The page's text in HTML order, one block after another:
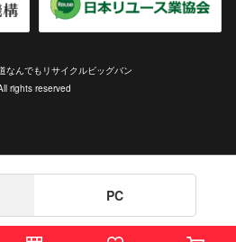
なんでもリサイクルビッグバン
rights reserved
PC